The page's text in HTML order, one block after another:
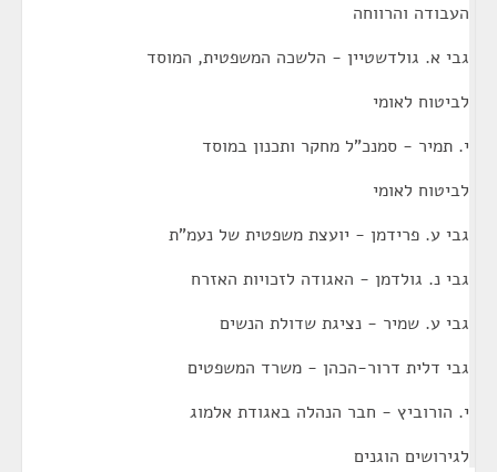
העבודה והרווחה
גבי א. גולדשטיין - הלשכה המשפטית, המוסד
לביטוח לאומי
י. תמיר - סמנכ"ל מחקר ותכנון במוסד
לביטוח לאומי
גבי ע. פרידמן - יועצת משפטית של נעמ"ת
גבי נ. גולדמן - האגודה לזכויות האזרח
גבי ע. שמיר - נציגת שדולת הנשים
גבי דלית דרור-הכהן - משרד המשפטים
י. הורוביץ - חבר הנהלה באגודת אלמוג
לגירושים הוגנים